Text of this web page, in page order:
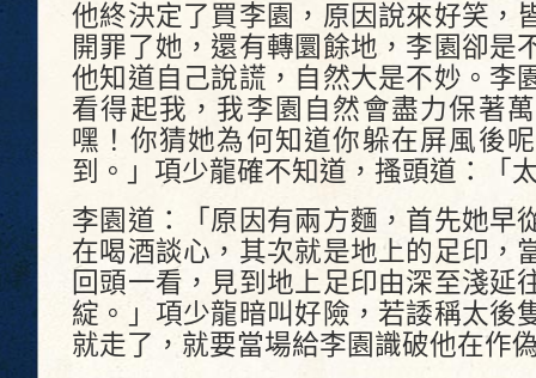
他終決定了買李園，原因說來好笑，
開罪了她，還有轉圜餘地，李園卻是
他知道自己說謊，自然大是不妙。李
看得起我，我李園自然會盡力保著
嘿！你猜她為何知道你躲在屏風後
到。」項少龍確不知道，搔頭道：「
李園道：「原因有兩方麵，首先她早
在喝酒談心，其次就是地上的足印，
回頭一看，見到地上足印由深至淺延
綻。」項少龍暗叫好險，若諉稱太後
就走了，就要當場給李園識破他在作